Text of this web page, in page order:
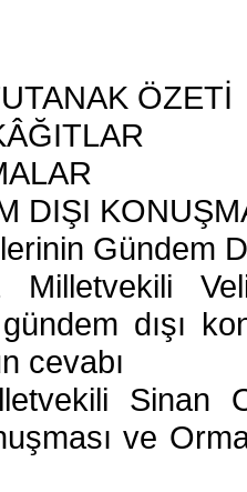
ÖZETİ
DIŞI
Gündem
Veli
dışı
cevabı
Sinan
ve